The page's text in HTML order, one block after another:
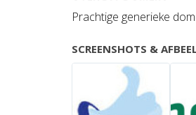
Prachtige generieke
SCREENSHOTS &